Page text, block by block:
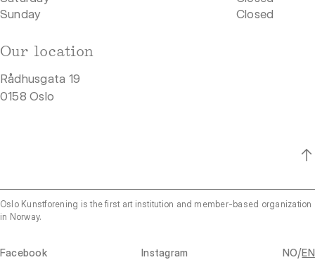
Sunday
Closed
Our location
Rådhusgata 19
0158 Oslo
Oslo Kunstforening is the first art institution and member-based organization
in Norway.
Facebook Instagram NO/EN